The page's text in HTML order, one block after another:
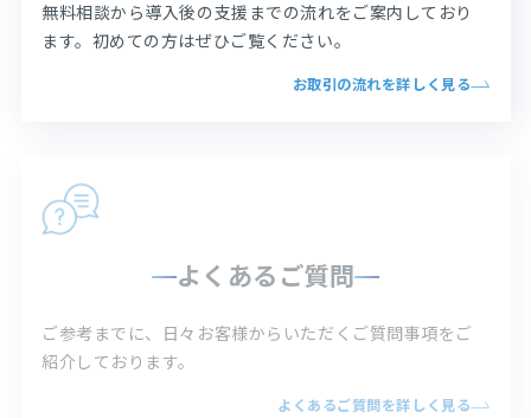
無料相談から導入後の支援までの流れをご案内して おり
ます。初めての方はぜひご覧ください。
お取引の流れを詳しく見る
よくあるご質問
ご参考までに、日々お客様からいただく ご質問事項をご
紹介しております。
よくあるご質問を詳しく見る